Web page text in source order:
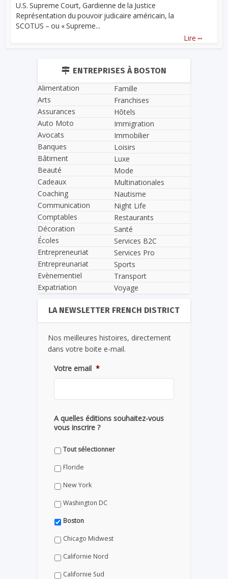
U.S. Supreme Court, Gardienne de la Justice
Représentation du pouvoir judicaire américain, la
SCOTUS – ou « Supreme...
Lire ...
ENTREPRISES À BOSTON
Alimentation
Arts
Assurances
Auto Moto
Avocats
Banques
Bâtiment
Beauté
Cadeaux
Coaching
Communication
Comptables
Décoration
Écoles
Entrepreneuriat
Entrepreunariat
Evènementiel
Expatriation
Famille
Franchises
Hôtels
Immigration
Immobilier
Loisirs
Luxe
Mode
Multinationales
Nautisme
Night Life
Restaurants
Santé
Services B2C
Services Pro
Sports
Transport
Voyage
LA NEWSLETTER FRENCH DISTRICT
Nos meilleures histoires, directement
dans votre boite e-mail.
Votre email *
A quelles éditions souhaitez-vous
vous inscrire ?
Tout sélectionner
Floride
New York
Washington DC
Boston
Chicago Midwest
Californie Nord
Californie Sud